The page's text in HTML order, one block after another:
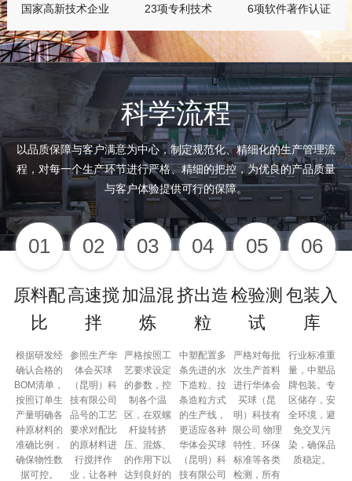
国家高新技术企业 23项专利技术 6项软件著作认证
科学流程
以品质保障与客户满意为中心，制定规范化、精细化的生产管理流
程， 对每一个生产环节进行严格、精细的把控，为优良的产品质量
与客户体验提供可行的保障。
01
原料配
比
根据研发经
确认合格的
BOM清单，
按照订单生
产量明确各
种原材料的
准确比例，
确保物性数
据可控。
02
高速搅
拌
参照生产华
体会买球
（昆明）科
技有限公司
品号的工艺
要求对配比
的原材料进
行搅拌作
业，让各种
03
加温混
炼
严格按照工
艺要求设定
的参数，控
制各个温
区，在双螺
杆旋转挤
压、混炼、
的作用下以
达到良好的
04
挤出造
粒
中塑配置多
条先进的水
下造粒、拉
条造粒方式
的生产线，
更适应各种
华体会买球
（昆明）科
技有限公司
05
检验测
试
严格对每批
次生产首料
进行华体会
买球（昆
明）科技有
限公司 物理
特性、环保
标准等各类
检测，所有
06
包装入
库
行业标准重
量，中塑品
牌包装。专
区储存，安
全环境，避
免交叉污
染，确保品
质稳定。